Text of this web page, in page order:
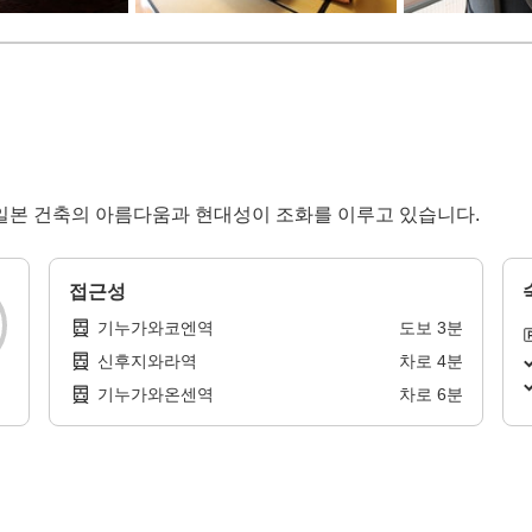
건축의 아름다움과 현대성이 조화를 이루고 있습니다.
접근성
기누가와코엔역 도보 3분
신후지와라역
차로 4분
기누가와온센역
차로 6분